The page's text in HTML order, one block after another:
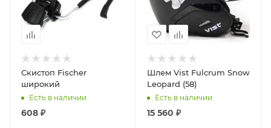
Скистоп Fischer
широкий
Есть в наличии
608 ₽
Шлем Vist Fulcrum Snow
Leopard (58)
Есть в наличии
15 560 ₽